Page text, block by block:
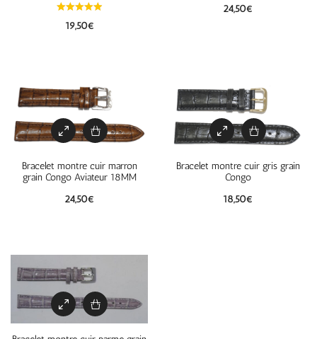
19,50€
24,50€
Bracelet montre cuir marron
grain Congo Aviateur 18MM
24,50€
Bracelet montre cuir gris grain
Congo
18,50€